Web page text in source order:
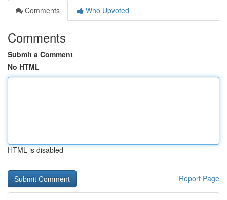
Comments
Who Upvoted
Comments
Submit a Comment
No HTML
HTML is disabled
Report Page